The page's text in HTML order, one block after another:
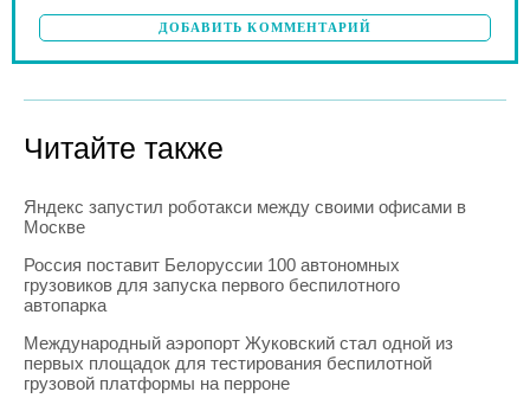
ДОБАВИТЬ КОММЕНТАРИЙ
Читайте также
Яндекс запустил роботакси между своими офисами в
Москве
Россия поставит Белоруссии 100 автономных
грузовиков для запуска первого беспилотного
автопарка
Международный аэропорт Жуковский стал одной из
первых площадок для тестирования беспилотной
грузовой платформы на перроне